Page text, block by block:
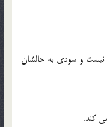
مردم حقیقی نیست و سودی به حالشان